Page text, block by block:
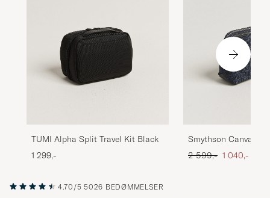
TUMI Alpha Split Travel Kit Black
1 299,-
Smythson Canvas
Travel Pouch Navy
Ordinary pris
2 599,- Nedsat pris
1 040,-
4.70/5 5026 BEDØMMELSER